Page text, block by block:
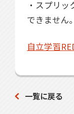
・スプリ
できません。
自立学習
一覧に戻る